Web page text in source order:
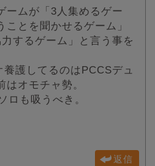
ームが「3人集めるゲー
ことを聞かせるゲーム」
するゲーム」と言う事を
護してるのはPCCSデュ
オモチャ勢。
ロも吸うべき。
返信